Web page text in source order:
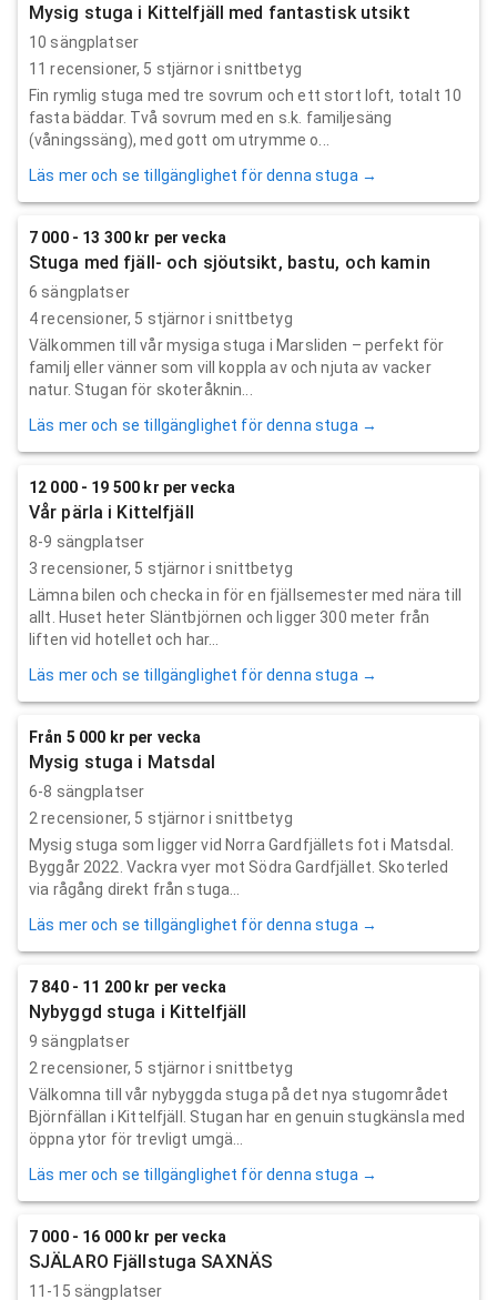
Mysig stuga i Kittelfjäll med fantastisk utsikt
10 sängplatser
11 recensioner, 5 stjärnor i snittbetyg
Fin rymlig stuga med tre sovrum och ett stort loft, totalt 10
fasta bäddar. Två sovrum med en s.k. familjesäng
(våningssäng), med gott om utrymme o...
Läs mer och se tillgänglighet för denna stuga →
7 000 - 13 300 kr per vecka
Stuga med fjäll- och sjöutsikt, bastu, och kamin
6 sängplatser
4recensioner, 5 stjärnor i snittbetyg
Välkommen till vår mysiga stuga i Marsliden – perfekt för
familj eller vänner som vill koppla av och njuta av vacker
natur. Stugan för skoteråknin...
Läs mer och se tillgänglighet för denna stuga →
12 000 - 19 500 kr per vecka
Vår pärla i Kittelfjäll
8-9 sängplatser
3 recensioner, 5 stjärnor i snittbetyg
Lämna bilen och checka in för en fjällsemester med nära till
allt. Huset heter Släntbjörnen och ligger 300 meter från
liften vid hotellet och har...
Läs mer och se tillgänglighet för denna stuga →
Från 5 000 kr per vecka
Mysig stuga i Matsdal
6-8 sängplatser
2 recensioner, 5 stjärnor i snittbetyg
Mysig stuga som ligger vid Norra Gardfjällets fot i Matsdal.
Byggår 2022. Vackra vyer mot Södra Gardfjället. Skoterled
via rågång direkt från stuga...
Läs mer och se tillgänglighet för denna stuga →
7 840 - 11 200 kr per vecka
Nybyggd stuga i Kittelfjäll
9 sängplatser
2 recensioner, 5 stjärnor i snittbetyg
Välkomna till vår nybyggda stuga på det nya stugområdet
Björnfällan i Kittelfjäll. Stugan har en genuin stugkänsla med
öppna ytor för trevligt umgä...
Läs mer och se tillgänglighet för denna stuga →
7 000 - 16 000 kr per vecka
SJÄLARO Fjällstuga SAXNÄS
11-15 sängplatser